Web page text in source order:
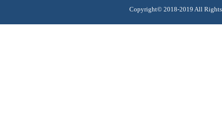
Copyright© 2018-2019 All